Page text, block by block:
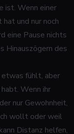
ist. Wenn einer
und nur noch
eine Pause nichts
Hinauszögern des
etwas fühlt, aber
Wenn ihr
nur Gewohnheit,
wollt oder weil
Distanz helfen,